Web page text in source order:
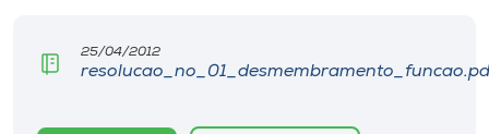
25/04/2012